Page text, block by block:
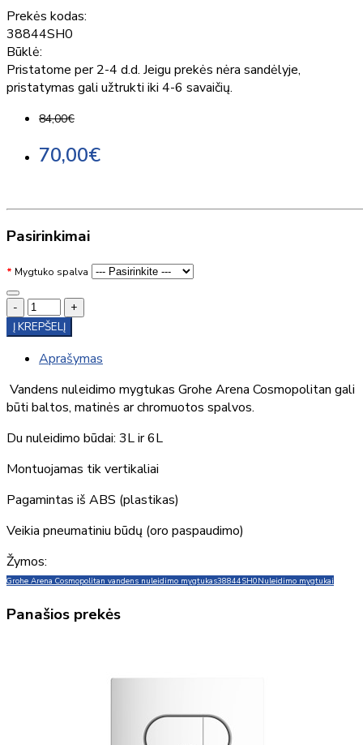
Prekės kodas:
38844SH0
Būklė:
Pristatome per 2-4 d.d. Jeigu prekės nėra sandėlyje,
pristatymas gali užtrukti iki 4-6 savaičių.
84,00€
70,00€
Pasirinkimai
Mygtuko spalva
-
+
Į KREPŠELĮ
Aprašymas
Vandens nuleidimo mygtukas Grohe Arena Cosmopolitan gali
būti baltos, matinės ar chromuotos spalvos.
Du nuleidimo būdai: 3L ir 6L
Montuojamas tik vertikaliai
Pagamintas iš ABS (plastikas)
Veikia pneumatiniu būdų (oro paspaudimo)
Žymos:
Grohe Arena Cosmopolitan vandens nuleidimo mygtukas38844SH0Nuleidimo mygtukai
Panašios prekės